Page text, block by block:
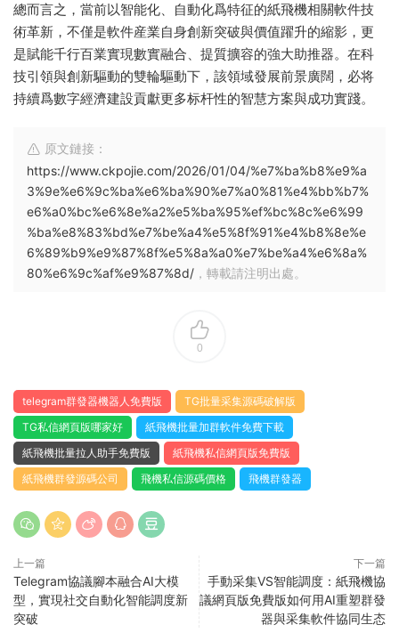
總而言之，當前以智能化、自動化爲特征的紙飛機相關軟件技
術革新，不僅是軟件産業自身創新突破與價值躍升的縮影，更
是賦能千行百業實現數實融合、提質擴容的強大助推器。在科
技引領與創新驅動的雙輪驅動下，該領域發展前景廣闊，必将
持續爲數字經濟建設貢獻更多标杆性的智慧方案與成功實踐。
原文鏈接：
https://www.ckpojie.com/2026/01/04/%e7%ba%b8%e9%a
3%9e%e6%9c%ba%e6%ba%90%e7%a0%81%e4%bb%b7%
e6%a0%bc%e6%8e%a2%e5%ba%95%ef%bc%8c%e6%99
%ba%e8%83%bd%e7%be%a4%e5%8f%91%e4%b8%8e%e
6%89%b9%e9%87%8f%e5%8a%a0%e7%be%a4%e6%8a%
80%e6%9c%af%e9%87%8d/ ，轉載請注明出處。
0
telegram群發器機器人免費版
TG批量采集源碼破解版
TG私信網頁版哪家好
紙飛機批量加群軟件免費下載
紙飛機批量拉人助手免費版
紙飛機私信網頁版免費版
紙飛機群發源碼公司
飛機私信源碼價格 飛機群發器
上一篇
Telegram協議腳本融合AI大模
型，實現社交自動化智能調度新
突破
下一篇
手動采集VS智能調度：紙飛機協
議網頁版免費版如何用AI重塑群發
器與采集軟件協同生态